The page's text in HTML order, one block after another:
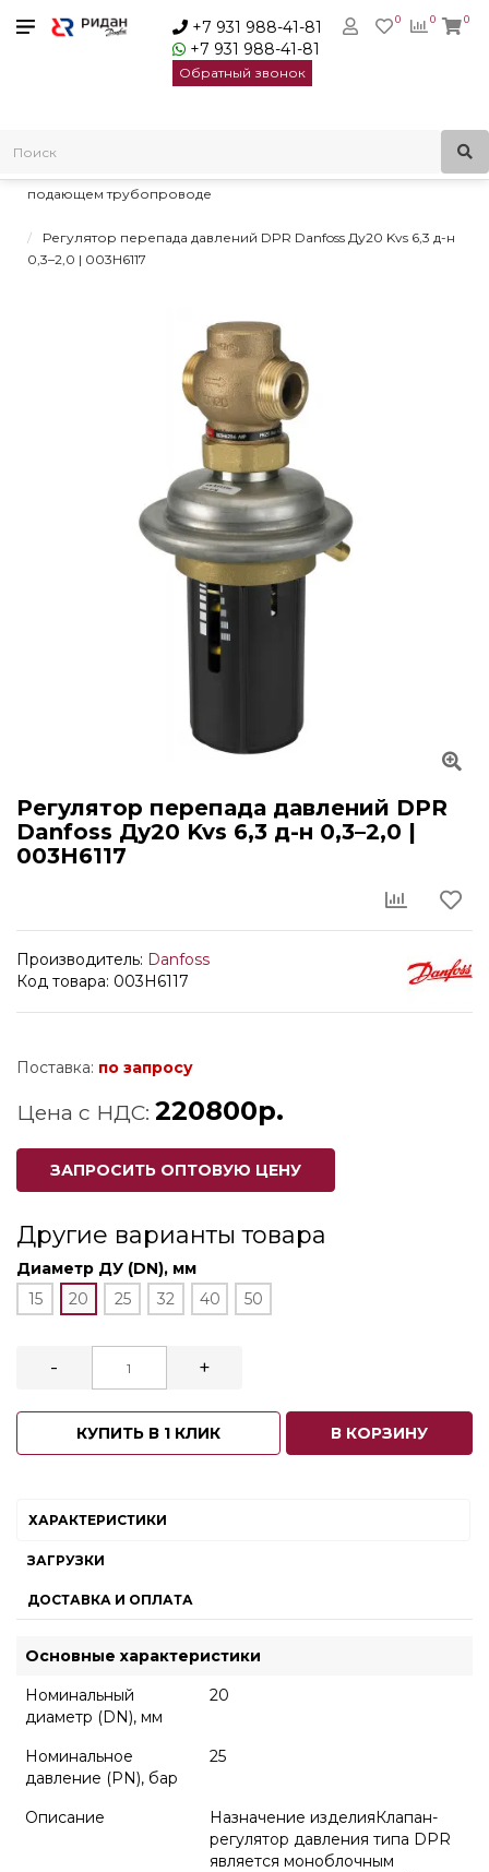
+7 931 988-41-81
+7 931 988-41-81
Обратный звонок
0
0 0
Регуляторы давления
Регуляторы перепада давлений DPR Danfoss для монтажа на
подающем трубопроводе
Регулятор перепада давлений DPR Danfoss Ду20 Kvs 6,3 д-н
0,3–2,0 | 003H6117
Регулятор перепада давлений DPR
Danfoss Ду20 Kvs 6,3 д-н 0,3–2,0 |
003H6117
Производитель: Danfoss
Код товара: 003H6117
Поставка: по запросу
Цена с НДС: 220800р.
ЗАПРОСИТЬ ОПТОВУЮ ЦЕНУ
Другие варианты товара
Диаметр ДУ (DN), мм
15
20 25 32 40 50
- +
КУПИТЬ В 1 КЛИК В КОРЗИНУ
ХАРАКТЕРИСТИКИ
ЗАГРУЗКИ
ДОСТАВКА И ОПЛАТА
Основные характеристики
Номинальный
диаметр (DN), мм
20
Номинальное
давление (PN), бар
25
Описание
Назначение изделияКлапан-
регулятор давления типа DPR
является моноблочным